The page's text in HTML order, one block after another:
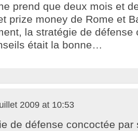
prend que deux mois et
prize money de Rome et
la stratégie de défense
était la bonne…
2009 at 10:53
de défense concoctée par